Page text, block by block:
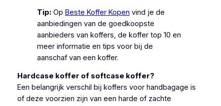
Tip:Op Beste Koffer Kopen vind je de
aanbiedingen van de goedkoopste
aanbieders van koffers, de koffer top 10 en
meer informatie en tips voor bij de
aanschaf van een koffer.
Hardcase koffer of softcase koffer?
Een belangrijk verschil bij koffers voor handbagage is
of deze voorzien zijn van een harde of zachte